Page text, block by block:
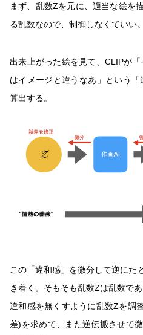
まず、乱数Zを元に、適当な絵を
る乱数なので、制御しなくていい。
出来上がった絵を見て、CLIPが
はイメージと違うなあ」という
算出する。
この「違和感」を微分して逆にた
き着く。そもそも乱数Zは乱数で
違和感を無くすように乱数Zを調
差)を求めて、また逆伝搬させて